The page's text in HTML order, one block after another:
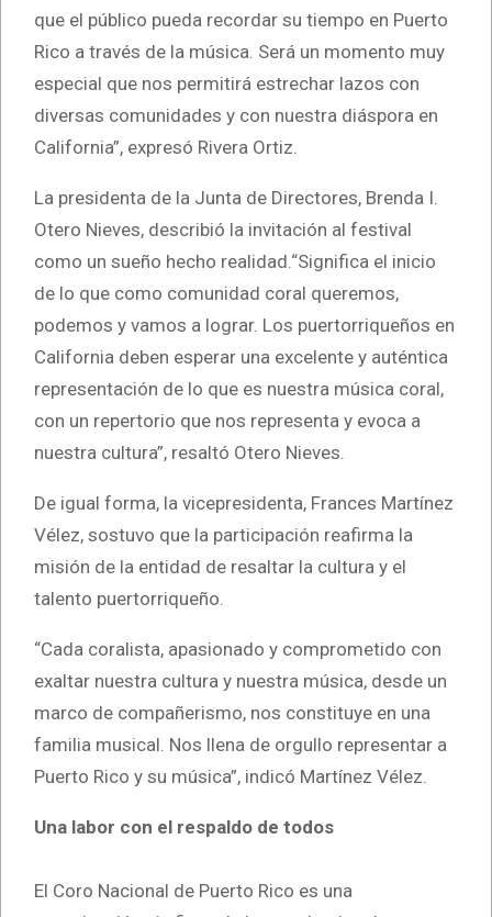
que el público pueda recordar su tiempo en Puerto
Rico a través de la música. Será un momento muy
especial que nos permitirá estrechar lazos con
diversas comunidades y con nuestra diáspora en
California”, expresó Rivera Ortiz.
La presidenta de la Junta de Directores, Brenda I.
Otero Nieves, describió la invitación al festival
como un sueño hecho realidad.“Significa el inicio
de lo que como comunidad coral queremos,
podemos y vamos a lograr. Los puertorriqueños en
California deben esperar una excelente y auténtica
representación de lo que es nuestra música coral,
con un repertorio que nos representa y evoca a
nuestra cultura”, resaltó Otero Nieves.
De igual forma, la vicepresidenta, Frances Martínez
Vélez, sostuvo que la participación reafirma la
misión de la entidad de resaltar la cultura y el
talento puertorriqueño.
“Cada coralista, apasionado y comprometido con
exaltar nuestra cultura y nuestra música, desde un
marco de compañerismo, nos constituye en una
familia musical. Nos llena de orgullo representar a
Puerto Rico y su música”, indicó Martínez Vélez.
Una labor con el respaldo de todos
El Coro Nacional de Puerto Rico es una